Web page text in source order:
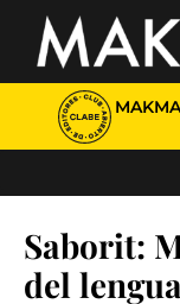
Saborit:
del